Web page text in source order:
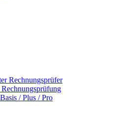
Rechnungsprüfer
/ Plus / Pro